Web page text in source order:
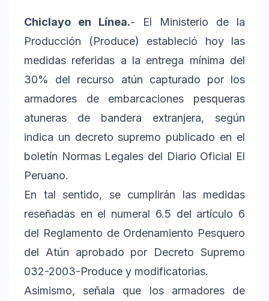
Chiclayo en Línea.- El Ministerio de la
Producción (Produce) estableció hoy las
medidas referidas a la entrega mínima del
30% del recurso atún capturado por los
armadores de embarcaciones pesqueras
atuneras de bandera extranjera, según
indica un decreto supremo publicado en el
boletín Normas Legales del Diario Oficial El
Peruano.
En tal sentido, se cumplirán las medidas
reseñadas en el numeral 6.5 del artículo 6
del Reglamento de Ordenamiento Pesquero
del Atún aprobado por Decreto Supremo
032-2003-Produce y modificatorias.
Asimismo, señala que los armadores de